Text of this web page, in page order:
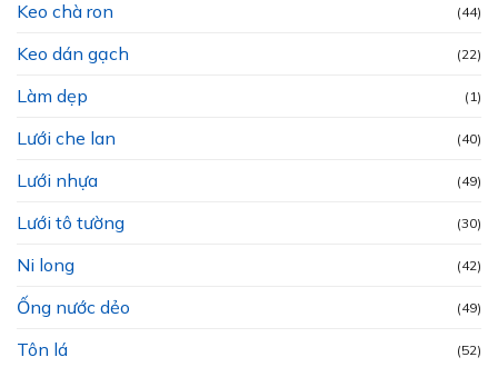
Keo chà ron (44)
Keo dán gạch (22)
Làm dẹp (1)
Lưới che lan (40)
Lưới nhựa (49)
Lưới tô tường (30)
Ni long (42)
Ống nước dẻo (49)
Tôn lá (52)